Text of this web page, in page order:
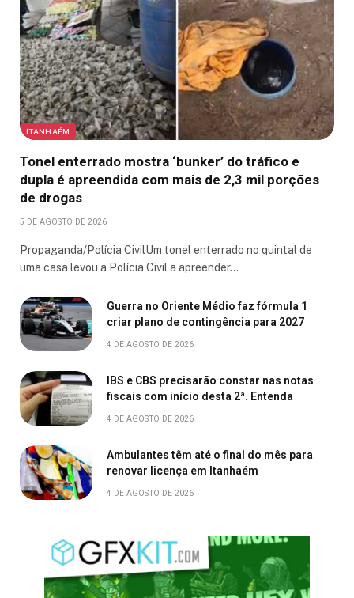
ITANHAÉM
Tonel enterrado mostra ‘bunker’ do tráfico e
dupla é apreendida com mais de 2,3 mil porções
de drogas
5 DE AGOSTO DE 2026
Propaganda/Polícia CivilUm tonel enterrado no quintal de
uma casa levou a Polícia Civil a apreender…
Guerra no Oriente Médio faz fórmula 1
criar plano de contingência para 2027
4 DE AGOSTO DE 2026
IBS e CBS precisarão constar nas notas
fiscais com início desta 2ª. Entenda
4 DE AGOSTO DE 2026
Ambulantes têm até o final do mês para
renovar licença em Itanhaém
4 DE AGOSTO DE 2026